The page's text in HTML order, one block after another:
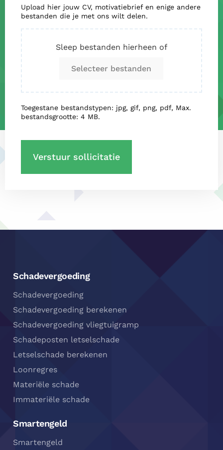
Upload hier jouw CV, motivatiebrief en enige andere
bestanden die je met ons wilt delen.
Sleep bestanden hierheen of
Selecteer bestanden
Toegestane bestandstypen: jpg, gif, png, pdf, Max.
bestandsgrootte: 4 MB.
Schadevergoeding
Schadevergoeding
Schadevergoeding berekenen
Schadevergoeding vliegtuigramp
Schadeposten letselschade
Letselschade berekenen
Loonregres
Materiële schade
Immateriële schade
Smartengeld
Smartengeld